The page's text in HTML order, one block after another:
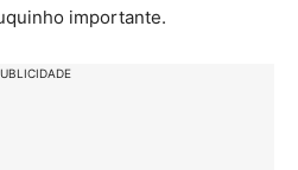
importante.